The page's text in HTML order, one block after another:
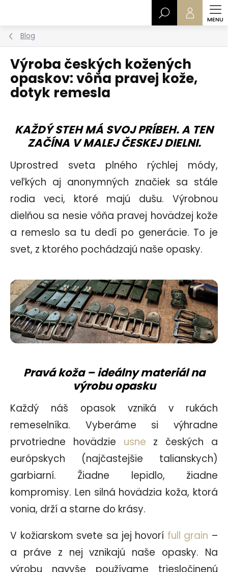
Hľadať
Blog
Výroba českých kožených
opaskov: vôňa pravej kože,
dotyk remesla
KAŽDÝ STEH MÁ SVOJ PRÍBEH. A TEN
ZAČÍNA V MALEJ ČESKEJ DIELNI.
Uprostred sveta plného rýchlej módy,
veľkých aj anonymných značiek sa stále
rodia veci, ktoré majú dušu. Výrobnou
dielňou sa nesie vôňa pravej hovädzej kože
a remeslo sa tu dedí po generácie. To je
svet, z ktorého pochádzajú naše opasky.
Pravá koža – ideálny materiálna
výrobu opasku
Každý náš opasok vzniká v rukách
remeselníka. Vyberáme si výhradne
prvotriedne hovädzie usne z českých a
európskych (najčastejšie talianskych)
garbiarní. Žiadne lepidlo, žiadne
kompromisy. Len silná hovädzia koža, ktorá
vonia, drží a starne do krásy.
V kožiarskom svete sa jej hovorí full grain –
a práve z nej vznikajú naše opasky. Na
výrobu navyše používame triesločinenú